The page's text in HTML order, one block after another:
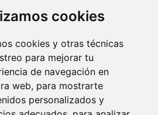
cookies
cookies y otras técnicas
para mejorar tu
de navegación en
web, para mostrarte
personalizados y
preferences
decoracionvinilos.com